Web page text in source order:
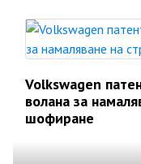
Volkswagen
волана за
шофиране